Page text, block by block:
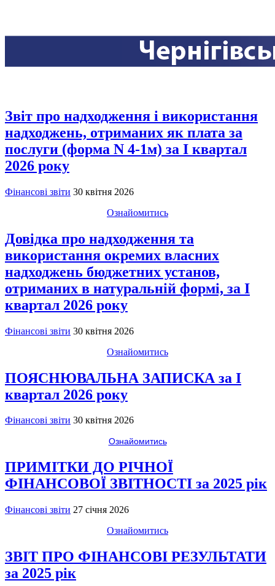
Звіт про надходження і використання
надходжень, отриманих як плата за
послуги (форма N 4-1м) за I квартал
2026 року
Фінансові звіти 30 квітня 2026
Ознайомитись
Довідка про надходження та
використання окремих власних
надходжень бюджетних установ,
отриманих в натуральній формі, за I
квартал 2026 року
Фінансові звіти 30 квітня 2026
Ознайомитись
ПОЯСНЮВАЛЬНА ЗАПИСКА за I
квартал 2026 року
Фінансові звіти 30 квітня 2026
Ознайомитись
ПРИМІТКИ ДО РІЧНОЇ
ФІНАНСОВОЇ ЗВІТНОСТІ за 2025 рік
Фінансові звіти 27 січня 2026
Ознайомитись
ЗВІТ ПРО ФІНАНСОВІ РЕЗУЛЬТАТИ
за 2025 рік